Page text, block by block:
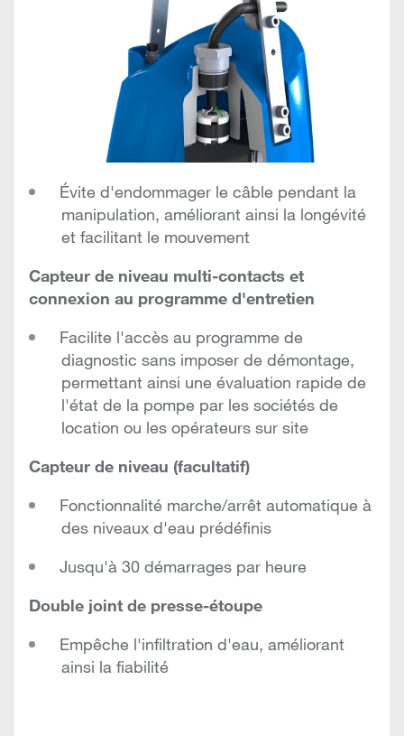
Évite d'endommager le câble pendant la
manipulation, améliorant ainsi la longévité
et facilitant le mouvement
Capteur de niveau multi-contacts et
connexion au programme d'entretien
Facilite l'accès au programme de
diagnostic sans imposer de démontage,
permettant ainsi une évaluation rapide de
l'état de la pompe par les sociétés de
location ou les opérateurs sur site
Capteur de niveau (facultatif)
Fonctionnalité marche/arrêt automatique à
des niveaux d'eau prédéfinis
Jusqu'à 30 démarrages par heure
Double joint de presse-étoupe
Empêche l'infiltration d'eau, améliorant
ainsi la fiabilité